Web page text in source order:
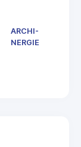
ARCHI-
NERGIE